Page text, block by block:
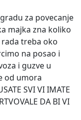
za povecanje
majka zna koliko
treba oko
na posao i
i guzve u
od umora
SVI VI IMATE
DA BI VI